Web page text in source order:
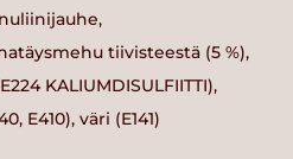
tiivisteestä (5 %),
KALIUMDISULFIITTI),
E410), väri (E141)